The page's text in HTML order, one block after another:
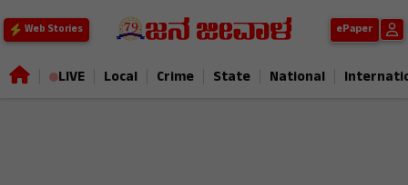
Web Stories ePaper
LIVE Local Crime State National